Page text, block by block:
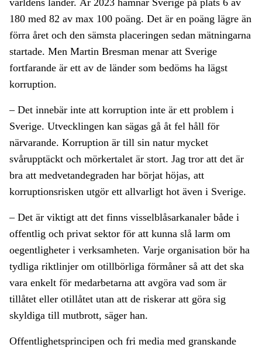
världens länder. År 2023 hamnar Sverige på plats 6 av
180 med 82 av max 100 poäng. Det är en poäng lägre än
förra året och den sämsta placeringen sedan mätningarna
startade. Men Martin Bresman menar att Sverige
fortfarande är ett av de länder som bedöms ha lägst
korruption.
– Det innebär inte att korruption inte är ett problem i
Sverige. Utvecklingen kan sägas gå åt fel håll för
närvarande. Korruption är till sin natur mycket
svårupptäckt och mörkertalet är stort. Jag tror att det är
bra att medvetandegraden har börjat höjas, att
korruptionsrisken utgör ett allvarligt hot även i Sverige.
– Det är viktigt att det finns visselblåsarkanaler både i
offentlig och privat sektor för att kunna slå larm om
oegentligheter i verksamheten. Varje organisation bör ha
tydliga riktlinjer om otillbörliga förmåner så att det ska
vara enkelt för medarbetarna att avgöra vad som är
tillåtet eller otillåtet utan att de riskerar att göra sig
skyldiga till mutbrott, säger han.
Offentlighetsprincipen och fri media med granskande